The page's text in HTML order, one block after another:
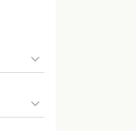
วดล้อม
งชนิดไ